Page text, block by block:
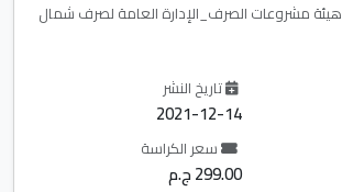
هيئة مشروعات الصرف_الإدارة العامة لصرف شمال
تاريخ النشر
2021-12-14
سعر الكراسة
299.00 ج.م